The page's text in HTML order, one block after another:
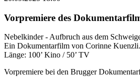
Vorpremiere des
Nebelkinder - Aufbruch aus dem
Ein Dokumentarfilm von Corinne Kuenzli.
Länge: 100’ Kino / 50’ TV
Vorpremiere bei den Brugger